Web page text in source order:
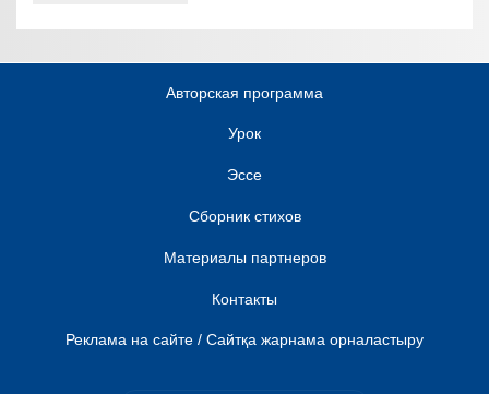
Авторская программа
Урок
Эссе
Сборник стихов
Материалы партнеров
Контакты
Реклама на сайте / Сайтқа жарнама орналастыру